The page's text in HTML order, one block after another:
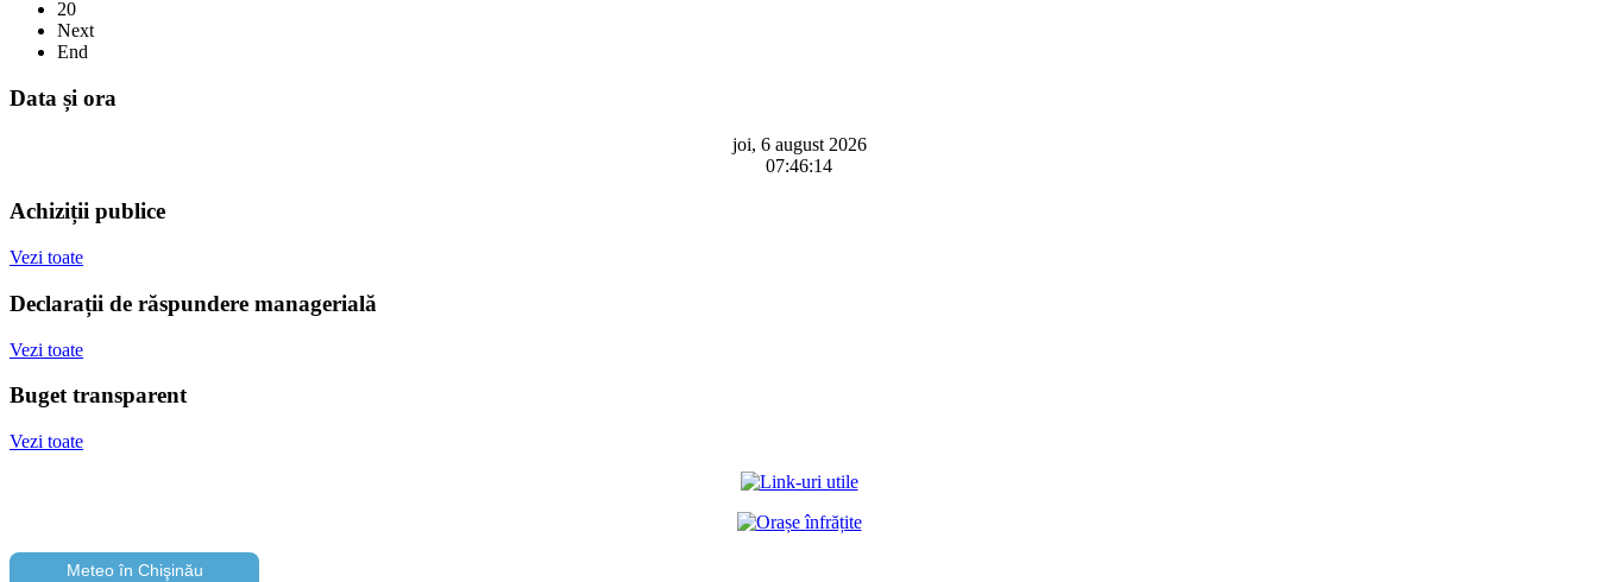
20
Next
End
Data și ora
joi, 6 august 2026
07:46:14
Achiziții publice
Vezi toate
Declarații de răspundere managerială
Vezi toate
Buget transparent
Vezi toate
Meteo în Chişinău